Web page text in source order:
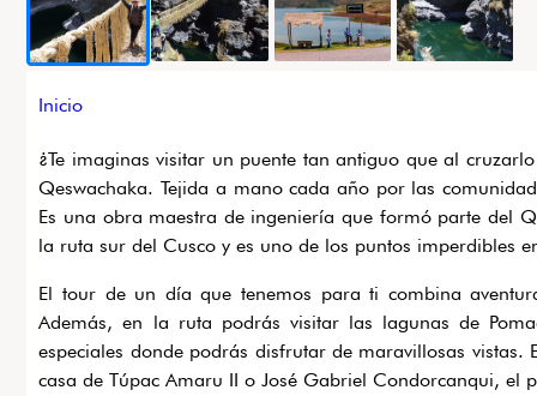
Ruta
de
navegación
Inicio
¿Te imaginas visitar un puente tan antiguo que al
Qeswachaka. Tejida a mano cada año por las
Es una obra maestra de ingeniería que formó parte del
la ruta sur del Cusco y es uno de los puntos imperdibles
El tour de un día que tenemos para ti combina
Además, en la ruta podrás visitar las lagunas de
especiales donde podrás disfrutar de maravillosas
casa de Túpac Amaru II o José Gabriel Condorcanqui, el